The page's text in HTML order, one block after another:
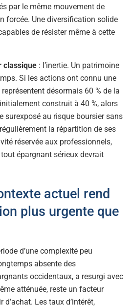
par le même mouvement de
forcée. Une diversification solide
de résister même à cette
classique : l’inertie. Un patrimoine
Si les actions ont connu une
désormais 60 % de la
construit à 40 %, alors
surexposé au risque boursier sans
la répartition de ses
réservée aux professionnels,
épargnant sérieux devrait
actuel rend
plus urgente que
d’une complexité peu
absente des
occidentaux, a resurgi avec
atténuée, reste un facteur
d’achat. Les taux d’intérêt,